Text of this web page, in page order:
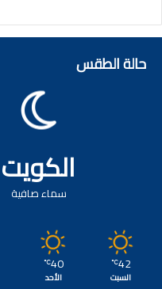
حالة الطقس
الكويت
سماء صافية
42
℃
السبت
40
℃
الأحد